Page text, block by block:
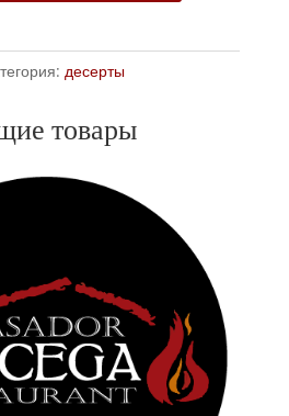
десерты
товары